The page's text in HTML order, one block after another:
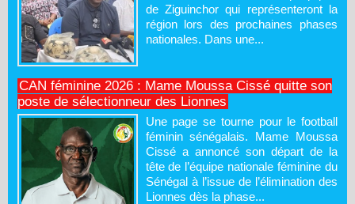
de Ziguinchor qui représenteront la
région lors des prochaines phases
nationales. Dans une...
CAN féminine 2026 : Mame Moussa Cissé quitte son
poste de sélectionneur des Lionnes
Une page se tourne pour le football
féminin sénégalais. Mame Moussa
Cissé a annoncé son départ de la
tête de l’équipe nationale féminine du
Sénégal à l’issue de l’élimination des
Lionnes dès la phase...